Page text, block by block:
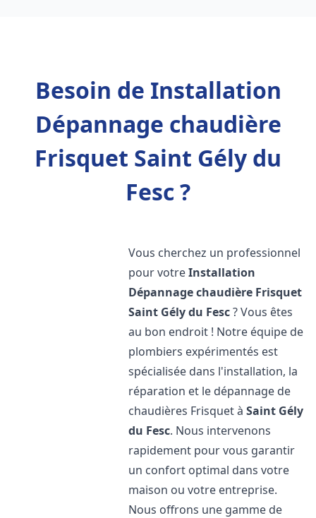
Besoin de Installation
Dépannage chaudière
Frisquet Saint Gély du
Fesc ?
Vous cherchez un professionnel
pour votreInstallation
Dépannage chaudière Frisquet
Saint Gély du Fesc? Vous êtes
au bon endroit ! Notre équipe de
plombiers expérimentés est
spécialisée dans l'installation, la
réparation et le dépannage de
chaudières Frisquet àSaint Gély
du Fesc. Nous intervenons
rapidement pour vous garantir
un confort optimal dans votre
maison ou votre entreprise.
Nous offrons une gamme de